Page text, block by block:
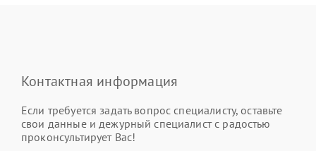
Контактная информация
Если требуется задать вопрос специалисту, оставьте
свои данные и дежурный специалист с радостью
проконсультирует Вас!